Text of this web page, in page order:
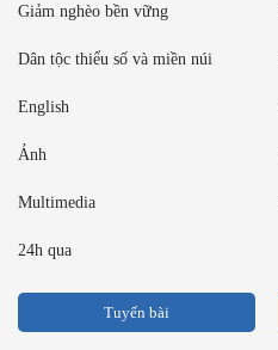
Giảm nghèo bền vững
Dân tộc thiểu số và miền núi
English
Ảnh
Multimedia
24h qua
Tuyến bài